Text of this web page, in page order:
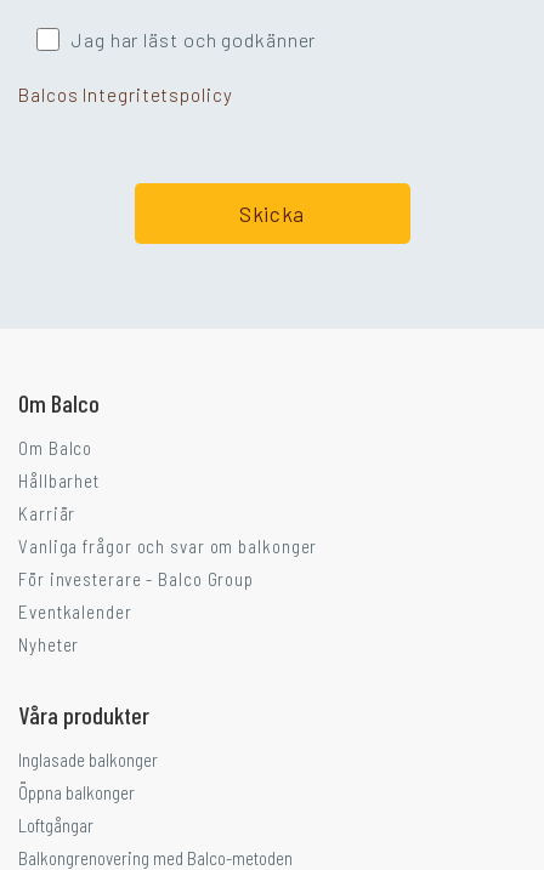
Jag har läst och godkänner
Balcos Integritetspolicy
Om Balco
Om Balco
Hållbarhet
Karriär
Vanliga frågor och svar om balkonger
För investerare - Balco Group
Eventkalender
Nyheter
Våra produkter
Inglasade balkonger
Öppna balkonger
Loftgångar
Balkongrenovering med Balco-metoden